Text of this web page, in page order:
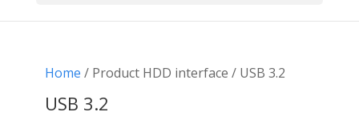
Home / Product HDD interface / USB 3.2
USB 3.2